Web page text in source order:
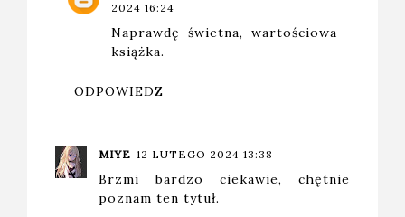
2024 16:24
Naprawdę świetna, wartościowa
książka.
ODPOWIEDZ
MIYE 12 LUTEGO 2024 13:38
Brzmi bardzo ciekawie, chętnie
poznam ten tytuł.